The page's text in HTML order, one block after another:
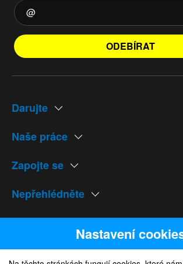
ODEBÍRAT
Darujte
Naše práce
Zapojte se
Nepřehlédněte
Naše weby
Nastavení